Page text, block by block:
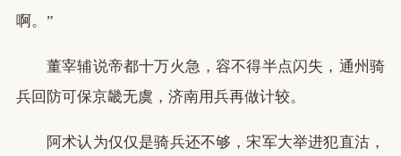
啊。”
董宰辅说帝都十万火急，容不得半点闪失，通州骑
兵回防可保京畿无虞，济南用兵再做计较。
阿术认为仅仅是骑兵还不够，宋军大举进犯直沽，